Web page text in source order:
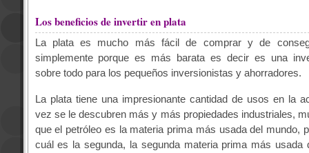
Los beneficios de invertir en plata
La plata es mucho más fácil de comprar y de
simplemente porque es más barata es decir es una
sobre todo para los pequeños inversionistas y ahorradores.
La plata tiene una impresionante cantidad de usos en la
vez se le descubren más y más propiedades industriales,
que el petróleo es la materia prima más usada del mundo,
cuál es la segunda, la segunda materia prima más usada